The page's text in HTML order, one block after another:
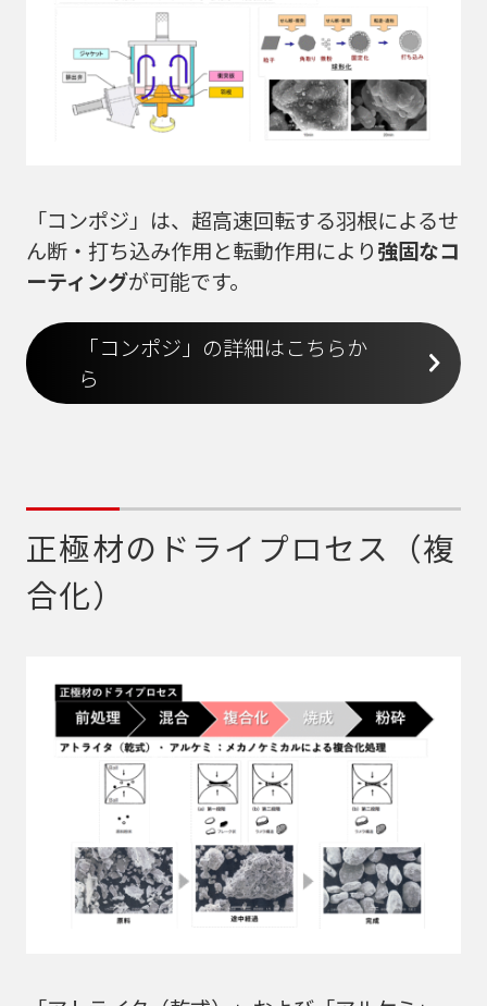
「コンポジ」は、超高速回転する羽根によるせ
ん断・打ち込み作用と転動作用により強固なコ
ーティングが可能です。
「コンポジ」の詳細はこちらか
ら
正極材のドライプロセス（複
合化）